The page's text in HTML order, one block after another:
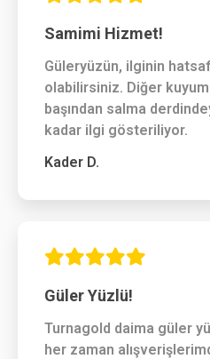
Samimi Hizmet!
Güleryüzün, ilginin
olabilirsiniz. Diğer
başından salma
kadar ilgi gösteriliyor.
Kader D.
Güler Yüzlü!
Turnagold daima güler
her zaman